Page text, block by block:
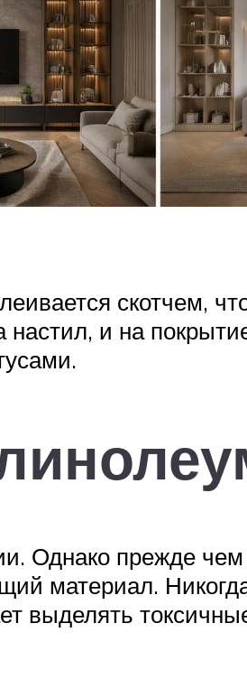
скотчем,
и на
Однако прежде
материал.
выделять